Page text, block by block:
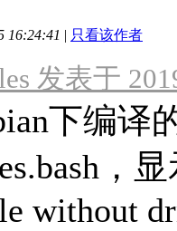
16:24:41 | 只看该作者
发表于
下编译
，
without